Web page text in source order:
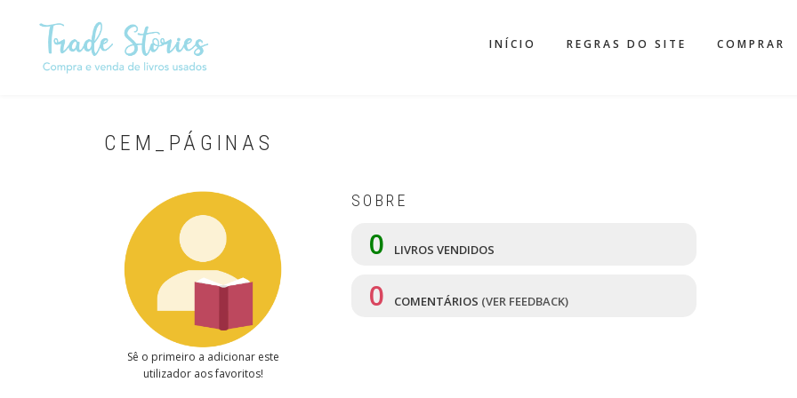
conteúdo
INÍCIO REGRAS DO SITE COMPRAR
CEM_PÁGINAS
Sê o primeiro a adicionar este
utilizador aos favoritos!
SOBRE
0 LIVROS VENDIDOS
0 COMENTÁRIOS (VER FEEDBACK)